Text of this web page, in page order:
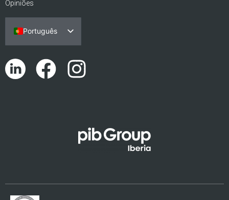
Opiniões
Português
Español
English (UK)
Català